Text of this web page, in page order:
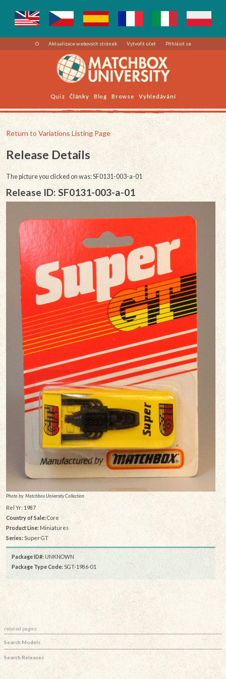
O Aktualizace webových stránek Vytvořit účet Přihlásit se
Quiz Články Blog Browse Vyhledávání
Return to Variations Listing Page
Release Details
The picture you clicked on was: SF0131-003-a-01
Release ID: SF0131-003-a-01
Photo by: Matchbox University Collection
Rel Yr: 1987
Country of Sale: Core
Product Line:Miniatures
Series: Super GT
Package ID#: UNKNOWN
Package Type Code: SGT-1986-01
related pages:
Search Models
Search Releases